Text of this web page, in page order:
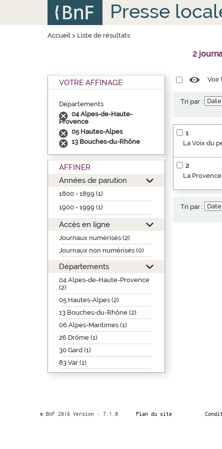
Presse
Accueil> Liste de résultats
2
VOTRE AFFINAGE
Départements
04 Alpes-de-Haute-
Provence
05 Hautes-Alpes
13 Bouches-du-Rhône
AFFINER
Années de parution
1800 - 1899 (1)
1900 - 1999 (1)
Accès en ligne
Journaux numérisés (2)
Journaux non numérisés (0)
Départements
04 Alpes-de-Haute-Provence
(2)
05 Hautes-Alpes (2)
13 Bouches-du-Rhône (2)
06 Alpes-Maritimes (1)
26 Drôme (1)
30 Gard (1)
83 Var (1)
Voir
Tri par :
1
La Voix du
2
La
Tri par :
© BnF 2016 Version : 7.1.0 Plan du site
Panneau de gestion des cookies